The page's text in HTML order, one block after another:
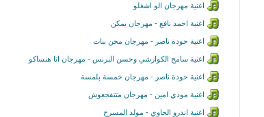
اغنية مهرجان الو اشغلو
اغنية احمد نافع - مهرجان يمكن
اغنية حودة ناصر - مهرجان محن بنات
اغنية سامح الكوارشي وحسن البرنس - مهرجان انا هنساكو
اغنية حودة ناصر - مهرجان خمسة بلمسة
اغنية مودي امين - مهرجان متتفجعوش
اغنية اندرو الحاوي - مولد المسرح